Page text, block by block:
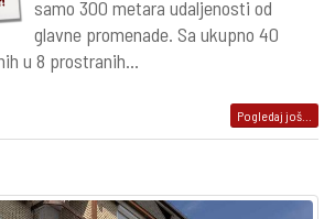
samo 300 metara udaljenosti od
glavne promenade. Sa ukupno 40
u 8 prostranih...
Pogledaj još...